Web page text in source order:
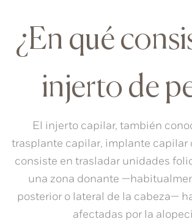
¿En qué
injerto de
El injerto capilar, también
trasplante capilar, implante capilar
consiste en trasladar unidades
una zona donante
posterior o lateral de la cabeza—
afectadas por la